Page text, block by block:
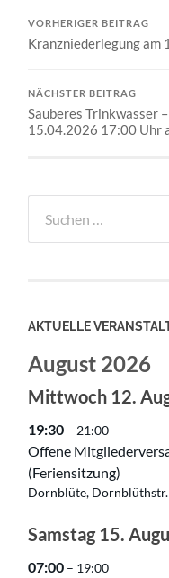
VORHERIGER BEITRAG
Kranzniederlegung am
NÄCHSTER BEITRAG
Sauberes Trinkwasser
15.04.2026 17:00 Uhr
nach:
AKTUELLE
August 2026
Mittwoch 12.
19:30 – 21:00
Offene
(Feriensitzung)
Dornblüte, Dornblüthstr.
Samstag 15.
07:00 – 19:00